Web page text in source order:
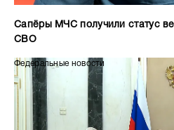
Сапёры МЧС получили статус
СВО
Федеральные новости